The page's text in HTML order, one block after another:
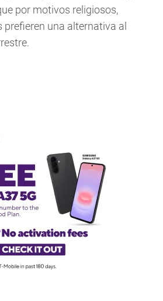
por motivos religiosos,
una alternativa al